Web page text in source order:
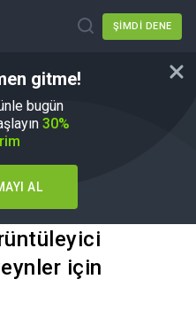
ŞIMDI DENE
gitme!
bugün
30%
AL
için